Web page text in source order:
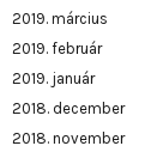
2019. március
2019. február
2019. január
2018. december
2018. november